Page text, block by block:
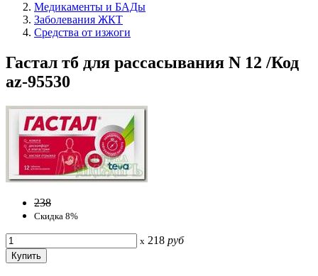
Медикаменты и БАДы
Заболевания ЖКТ
Средства от изжоги
Гастал тб для рассасывания N 12 /Код
az-95530
238
Скидка 8%
x 218 руб